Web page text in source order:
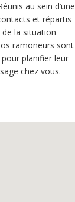
au sein d’une
et répartis
la situation
ramoneurs sont
planifier leur
chez vous.